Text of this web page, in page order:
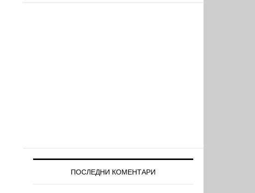
ПОСЛЕДНИ КОМЕНТАРИ